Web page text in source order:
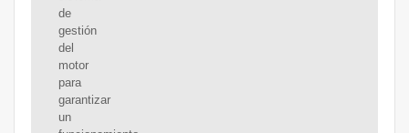
de
gestión
del
motor
para
garantizar
un